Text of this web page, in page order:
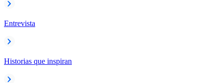
Entrevista
Historias que inspiran